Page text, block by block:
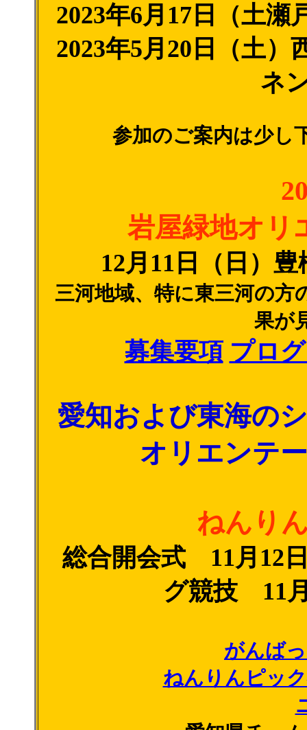
2023年6月17日（土
2023年5月20日（土
ネ
参加のご案内は少し
岩屋緑地オリ
12月11日（日）
三河地域、特に東三河の方
果が
募集要項 プロ
愛知および東海の
オリエンテ
ねんり
総合開会式 11月12
グ競技 11
がんば
ねんりんピッ